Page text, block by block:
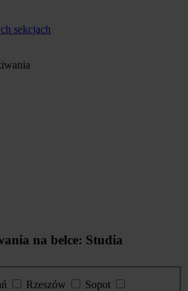
sekcjach
na belce: Studia
Rzeszów
Sopot